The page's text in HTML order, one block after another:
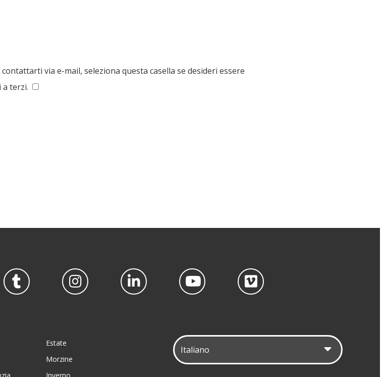
via e-mail, seleziona questa casella se desideri essere
terzi.
Estate
Morzine